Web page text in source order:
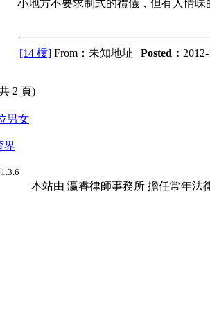
小地方不要求制式的禮儀，但有人情味
[14 樓] From：未知地址 | Posted：
2 頁)
男女
界
本站由 瀛睿律師事務所 擔任常年法